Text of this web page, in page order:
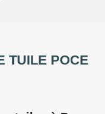
TUILE POCE